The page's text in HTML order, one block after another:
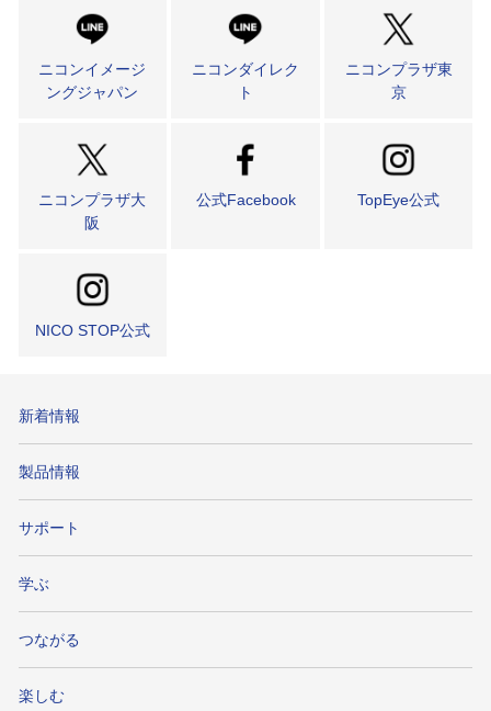
ニコンイメージ
ングジャパン
ニコンダイレク
ト
ニコンプラザ東
京
ニコンプラザ大
阪
公式Facebook TopEye公式
NICO STOP公式
新着情報
製品情報
サポート
学ぶ
つながる
楽しむ